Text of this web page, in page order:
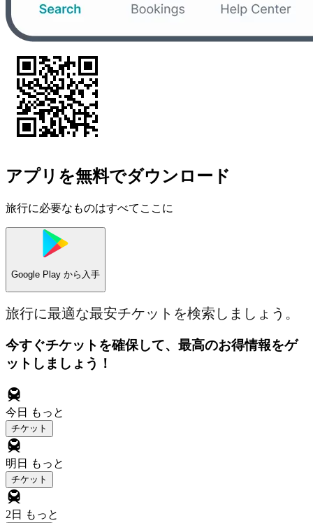
アプリを無料でダウンロード
旅行に必要なものはすべてここに
Google Play から入手
旅行に最適な最安チケットを検索しましょう。
今すぐチケットを確保して、最高のお得情報をゲ
ットしましょう！
今日 もっと
チケット
明日 もっと
チケット
2日 もっと